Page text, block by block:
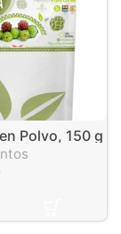
Polvo, 150 g